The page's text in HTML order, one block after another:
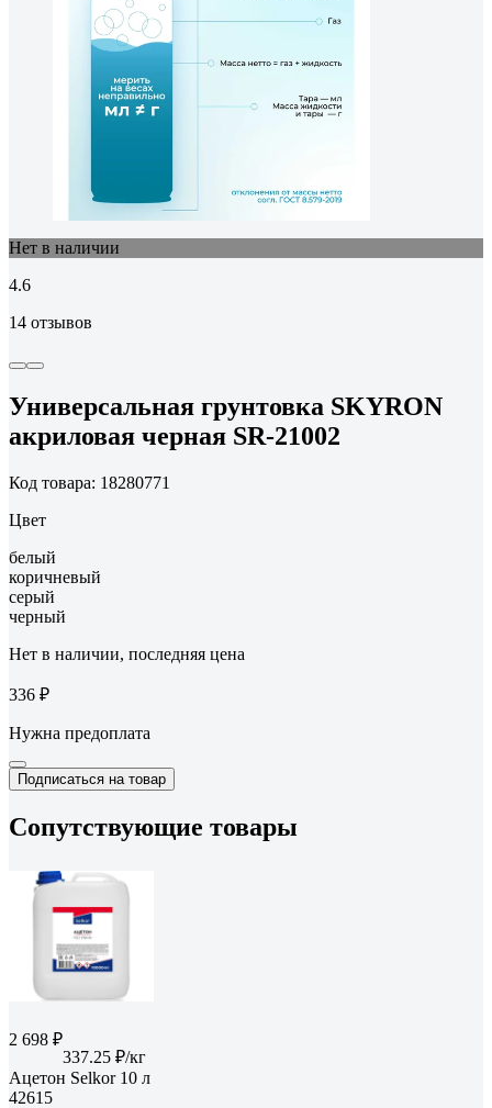
Нет в наличии
4.6
14 отзывов
Универсальная грунтовка SKYRON
акриловая черная SR-21002
Код товара: 18280771
Цвет
белый
коричневый
серый
черный
Нет в наличии, последняя цена
336 ₽
Нужна предоплата
Подписаться на товар
Сопутствующие товары
2 698 ₽
337.25 ₽/кг
Ацетон Selkor 10 л
42615